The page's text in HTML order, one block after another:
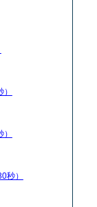
秒）